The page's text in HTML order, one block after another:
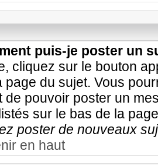
puis-je poster un
cliquez sur le bouton
page du sujet. Vous
de pouvoir poster un
sur le bas de la
poster de nouveaux
en haut